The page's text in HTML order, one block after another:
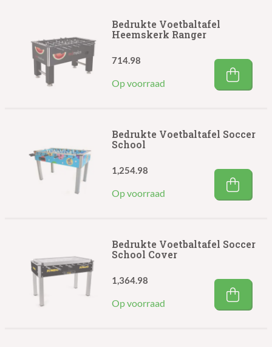
Bedrukte Voetbaltafel
Heemskerk Ranger
Op voorraad
714.98
Bedrukte Voetbaltafel Soccer
School
Op voorraad
1,254.98
Bedrukte Voetbaltafel Soccer
School Cover
Op voorraad
1,364.98